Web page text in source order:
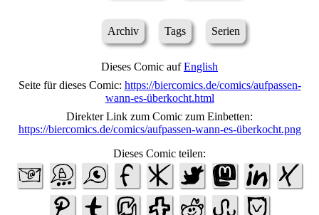
Archiv Tags Serien
Dieses Comic aufEnglish
Seite für dieses Comic: https://biercomics.de/comics/aufpassen-
wann-es-überkocht.html
Direkter Link zum Comic zum Einbetten:
https://biercomics.de/comics/aufpassen-wann-es-überkocht.png
Dieses Comic teilen: